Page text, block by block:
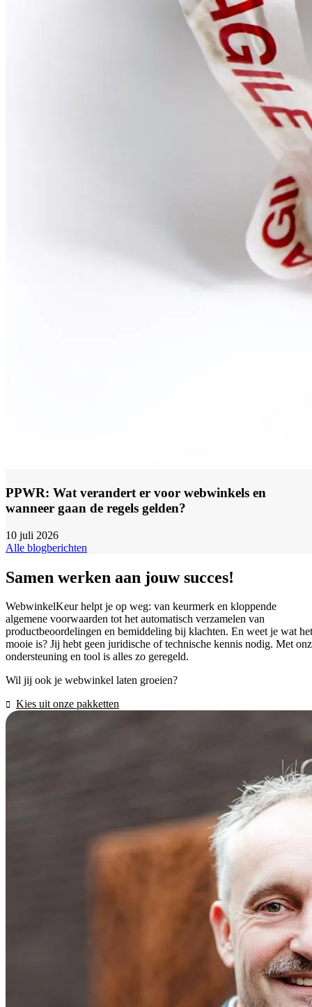
PPWR: Wat verandert er voor webwinkels en
wanneer gaan de regels gelden?
10 juli 2026
Alle blogberichten
Samen werken aan jouw succes!
WebwinkelKeur helpt je op weg: van keurmerk en kloppende
algemene voorwaarden tot het automatisch verzamelen van
productbeoordelingen en bemiddeling bij klachten. En weet je wat het
mooie is? Jij hebt geen juridische of technische kennis nodig. Met
ondersteuning en tool is alles zo geregeld.
Wil jij ook je webwinkel laten groeien?
Kies uit onze pakketten